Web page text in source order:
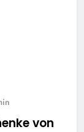
von